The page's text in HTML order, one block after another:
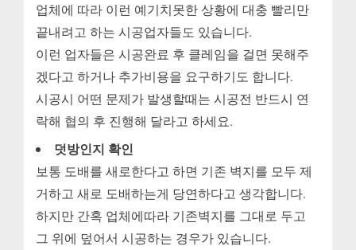
업체에 따라 이런 예기치못한 상황에 대충 빨리만
끝내려고 하는 시공업자들도 있습니다.
이런 업자들은 시공완료 후 클레임을 걸면 못해주
겠다고 하거나 추가비용을 요구하기도 합니다.
시공시 어떤 문제가 발생할때는 시공전 반드시 연
락해 협의 후 진행해 달라고 하세요.
덧방인지 확인
보통 도배를 새로한다고 하면 기존 벽지를 모두 제
거하고 새로 도배하는게 당연하다고 생각합니다.
하지만 간혹 업체에따라 기존벽지를 그대로 두고
그 위에 덮어서 시공하는 경우가 있습니다.